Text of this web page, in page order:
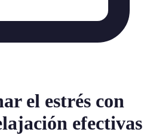
el estrés con
efectivas